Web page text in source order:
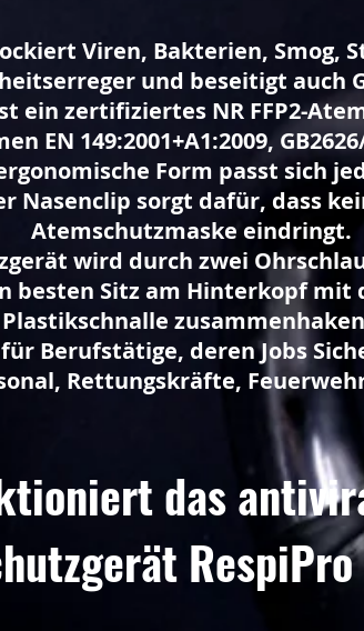
Viren, Bakterien, Smog,
und beseitigt auch
ein zertifiziertes NR FFP2-
EN 149:2001+A1:2009,
Form passt sich
Nasenclip sorgt dafür, dass
Atemschutzmaske eindringt.
wird durch zwei
besten Sitz am Hinterkopf
Plastikschnalle
Berufstätige, deren Jobs
Rettungskräfte,
das
RespiPro